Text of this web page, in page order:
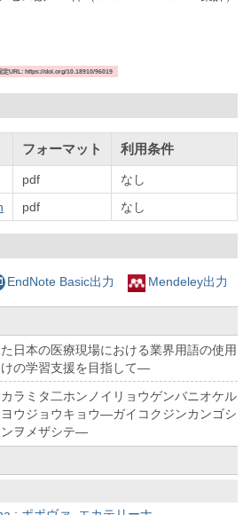
定URL: https://doi.org/10.18910/96019
フォーマット 利用条件
pdf
なし
pdf なし
EndNote Basic出力 Mendeley出力
日本の医療現場における業界用語の使用
の学習支援を目指して―
ラミタ二ホンノイリョウゲンバニオケル
ウジョウキョウ―ガイコクジンカンゴシ
ンヲメザシテ―